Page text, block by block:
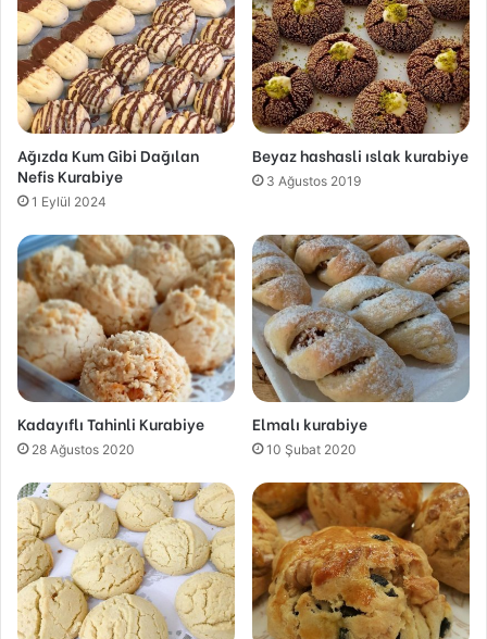
Ağızda Kum Gibi Dağılan
Nefis Kurabiye
1 Eylül 2024
Beyaz hashasli ıslak kurabiye
3 Ağustos 2019
Kadayıflı Tahinli Kurabiye
28 Ağustos 2020
Elmalı kurabiye
10 Şubat 2020